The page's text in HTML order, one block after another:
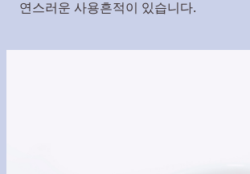
연스러운 사용흔적이 있습니다.